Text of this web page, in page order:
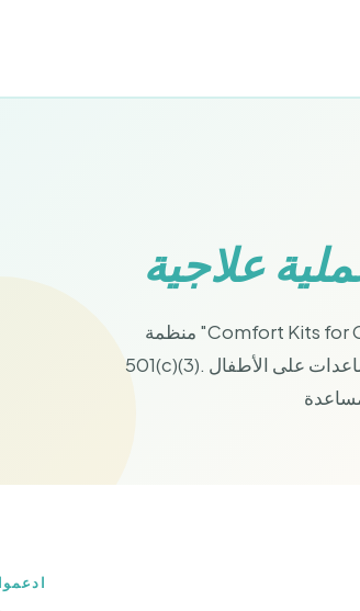
علاجية
منظمة "Comfort Kits for Children" هي منظمة غير ربحية مسجلة بموجب المادة
501(c)(3). يذهب كل دولار تبرع به مباشرةً إلى إنتاج وتوزيع حزم المساعدات على الأطفال